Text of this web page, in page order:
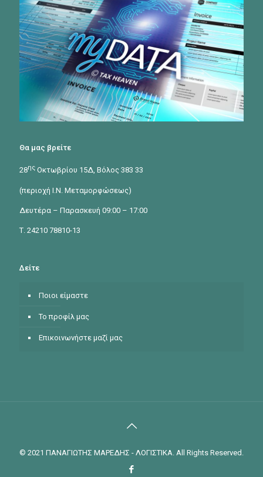
Θα μας βρείτε
28ης Οκτωβρίου 15Δ, Βόλος 383 33
(περιοχή Ι.Ν. Μεταμορφώσεως)
Δευτέρα – Παρασκευή 09:00 – 17:00
Τ. 24210 78810-13
Δείτε
Ποιοι είμαστε
Το προφίλ μας
Επικοινωνήστε μαζί μας
© 2021 ΠΑΝΑΓΙΩΤΗΣ ΜΑΡΕΔΗΣ - ΛΟΓΙΣΤΙΚΑ. All Rights Reserved.